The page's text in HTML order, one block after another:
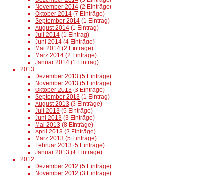
November 2014 (2 Einträge)
Oktober 2014 (7 Einträge)
September 2014 (1 Eintrag)
August 2014 (1 Eintrag)
Juli 2014 (1 Eintrag)
Juni 2014 (4 Einträge)
Mai 2014 (2 Einträge)
März 2014 (2 Einträge)
Januar 2014 (1 Eintrag)
2013
Dezember 2013 (5 Einträge)
November 2013 (5 Einträge)
Oktober 2013 (3 Einträge)
September 2013 (1 Eintrag)
August 2013 (3 Einträge)
Juli 2013 (5 Einträge)
Juni 2013 (3 Einträge)
Mai 2013 (8 Einträge)
April 2013 (2 Einträge)
März 2013 (5 Einträge)
Februar 2013 (5 Einträge)
Januar 2013 (4 Einträge)
2012
Dezember 2012 (5 Einträge)
November 2012 (3 Einträge)